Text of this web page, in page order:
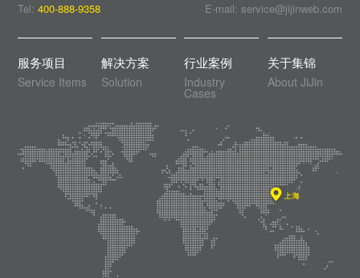
Tel:400-888-9358 E-mail: service@jijinweb.com
服务项目
Service Items
解决方案
Solution
行业案例
Industry
Cases
关于集锦
About JiJin